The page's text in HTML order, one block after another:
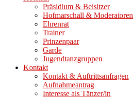
Präsidium & Beisitzer
Hofmarschall & Moderatoren
Ehrenrat
Trainer
Prinzenpaar
Garde
Jugendtanzgruppen
Kontakt
Kontakt & Auftrittsanfragen
Aufnahmeantrag
Interesse als Tänzer/in